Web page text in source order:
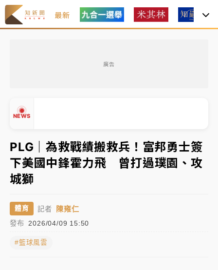
最新
廣告
NEWS
有片｜
連根拔起
中颱白海豚風雨來了！中部以北防豪雨 今晚、明天影
響最劇烈
白海豚逼近！北市水門只出不進 未移置車輛最高罰
4800＋拖吊費
油價持續凍漲！ 中油宣布下周一汽柴油價格維持不變
路鷹架倒塌壓2車
▼
PLG｜為救戰績搬救兵！富邦勇士簽
下美國中鋒霍力飛 曾打過璞園、攻
城獅
體育 記者 陳雍仁
發布 2026/04/09 15:50
#籃球風雲